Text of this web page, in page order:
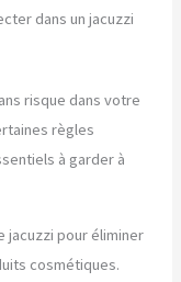
dans un jacuzzi
risque dans votre
règles
à garder à
jacuzzi pour éliminer
cosmétiques.